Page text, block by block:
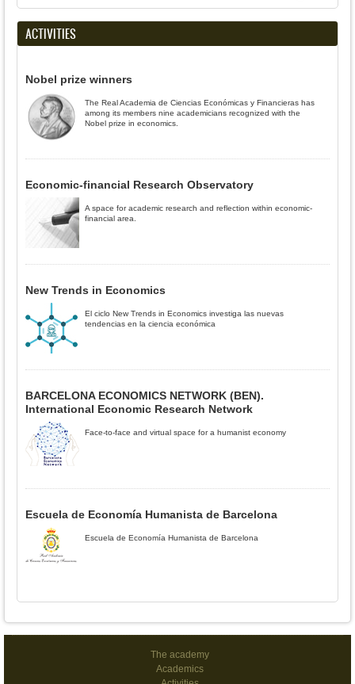
ACTIVITIES
Nobel prize winners
The Real Academia de Ciencias Económicas y Financieras has
among its members nine academicians recognized with the
Nobel prize in economics.
Economic-financial Research Observatory
A space for academic research and reflection within economic-
financial area.
New Trends in Economics
El ciclo New Trends in Economics investiga las nuevas
tendencias en la ciencia económica
BARCELONA ECONOMICS NETWORK (BEN).
International Economic Research Network
Face-to-face and virtual space for a humanist economy
Escuela de Economía Humanista de Barcelona
Escuela de Economía Humanista de Barcelona
The academy
Academics